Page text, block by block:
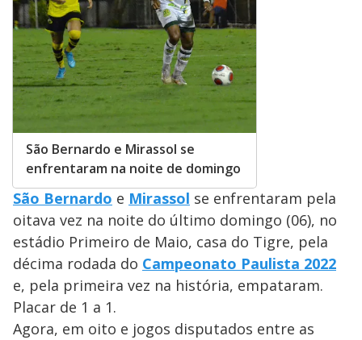
São Bernardo e Mirassol se
enfrentaram na noite de domingo
São Bernardo e Mirassol se enfrentaram pela
oitava vez na noite do último domingo (06), no
estádio Primeiro de Maio, casa do Tigre, pela
décima rodada do Campeonato Paulista 2022
e, pela primeira vez na história, empataram.
Placar de 1 a 1.
Agora, em oito e jogos disputados entre as